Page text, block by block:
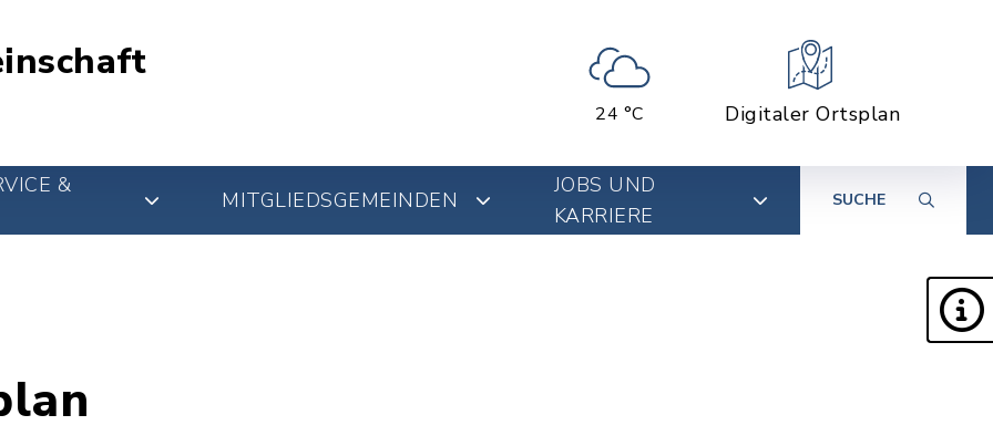
24 °C Digitaler Ortsplan
&
MITGLIEDSGEMEINDEN
JOBS UND
KARRIERE
SUCHE